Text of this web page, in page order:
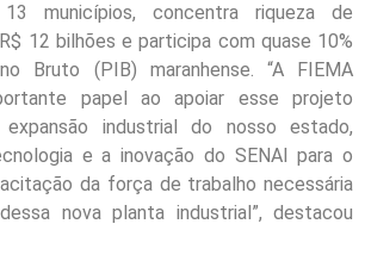
13 municípios, concentra riqueza de
12 bilhões e participa com quase 10%
Bruto (PIB) maranhense. “A FIEMA
papel ao apoiar esse projeto
industrial do nosso estado,
e a inovação do SENAI para o
da força de trabalho necessária
nova planta industrial”, destacou